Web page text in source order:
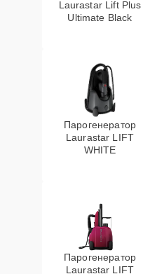
Laurastar Lift Plus
Ultimate Black
Парогенератор
Laurastar LIFT
WHITE
Парогенератор
Laurastar LIFT